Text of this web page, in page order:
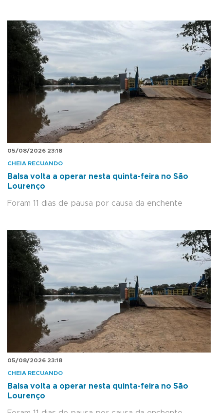
05/08/2026 23:18
CHEIA RECUANDO
Balsa volta a operar nesta quinta-feira no São
Lourenço
Foram 11 dias de pausa por causa da enchente
05/08/2026 23:18
CHEIA RECUANDO
Balsa volta a operar nesta quinta-feira no São
Lourenço